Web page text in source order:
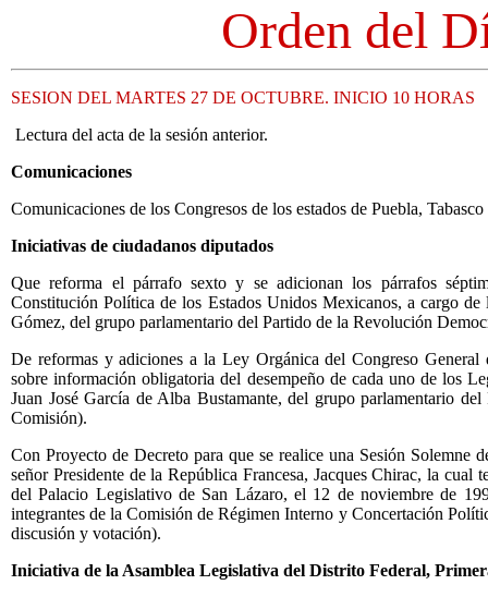
Orden del
SESION DEL MARTES 27 DE OCTUBRE. INICIO 10 HORAS
Lectura del acta de la sesión anterior.
Comunicaciones
Comunicaciones de los Congresos de los estados de Puebla,
Iniciativas de ciudadanos diputados
Que reforma el párrafo sexto y se adicionan los párrafos
Constitución Política de los Estados Unidos Mexicanos, a cargo
Gómez, del grupo parlamentario del Partido de la Revolución
De reformas y adiciones a la Ley Orgánica del Congreso General
sobre información obligatoria del desempeño de cada uno de los
Juan José García de Alba Bustamante, del grupo parlamentario
Comisión).
Con Proyecto de Decreto para que se realice una Sesión Solemne
señor Presidente de la República Francesa, Jacques Chirac, la cual
del Palacio Legislativo de San Lázaro, el 12 de noviembre de
integrantes de la Comisión de Régimen Interno y Concertación
discusión y votación).
Iniciativa de la Asamblea Legislativa del Distrito Federal,